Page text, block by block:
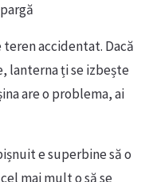
accidentat. Dacă
lanterna ți se izbește
are o problema, ai
e superbine să o
mai mult o să se